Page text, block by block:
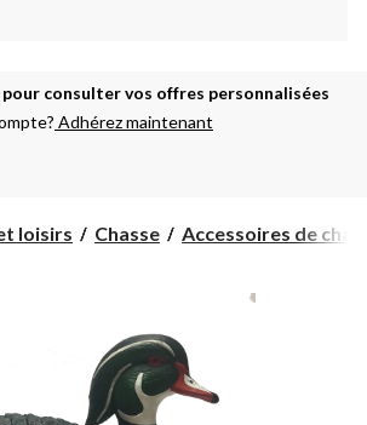
pour consulter vos offres personnalisées
Adhérez maintenant
loisirs Chasse Accessoires de